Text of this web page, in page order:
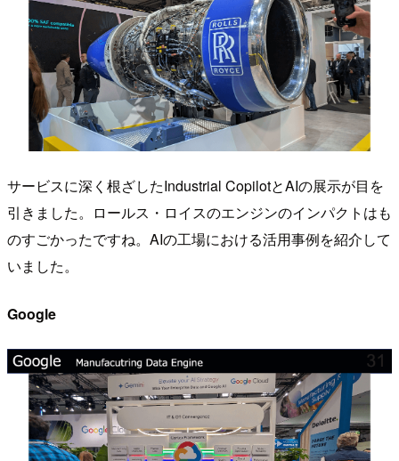
サービスに深く根ざしたIndustrial CopilotとAIの展示が目を
引きました。ロールス・ロイスのエンジンのインパクトはも
のすごかったですね。AIの工場における活用事例を紹介して
いました。
Google